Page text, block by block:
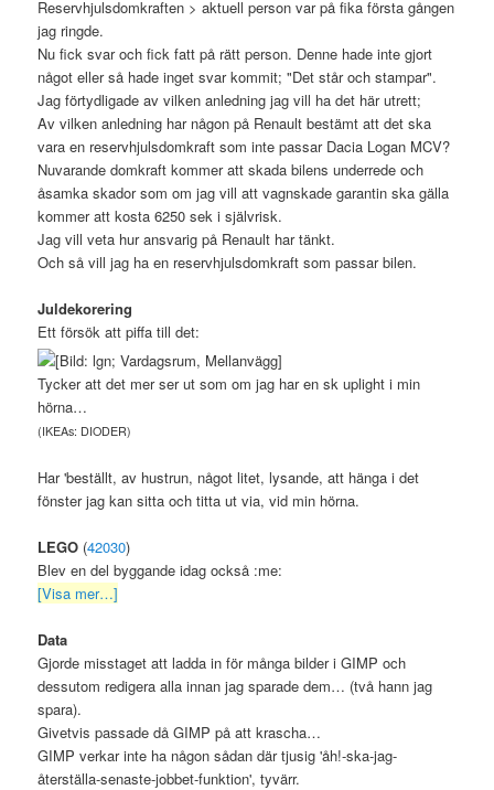
Reservhjulsdomkraften > aktuell person var på fika första gången
jag ringde.
Nu fick svar och fick fatt på rätt person. Denne hade inte gjort
något eller så hade inget svar kommit; "Det står och stampar".
Jag förtydligade av vilken anledning jag vill ha det här utrett;
Av vilken anledning har någon på Renault bestämt att det ska
vara en reservhjulsdomkraft som inte passar Dacia Logan MCV?
Nuvarande domkraft kommer att skada bilens underrede och
åsamka skador som om jag vill att vagnskade garantin ska gälla
kommer att kosta 6250 sek i självrisk.
Jag vill veta hur ansvarig på Renault har tänkt.
Och så vill jag ha en reservhjulsdomkraft som passar bilen.
Juldekorering
Ett försök att piffa till det:
Tycker att det mer ser ut som om jag har en sk uplight i min
hörna…
(IKEAs: DIODER)
Har 'beställt, av hustrun, något litet, lysande, att hänga i det
fönster jag kan sitta och titta ut via, vid min hörna.
LEGO (42030)
Blev en del byggande idag också :me:
[Visa mer…]
Data
Gjorde misstaget att ladda in för många bilder i GIMP och
dessutom redigera alla innan jag sparade dem… (två hann jag
spara).
Givetvis passade då GIMP på att krascha…
GIMP verkar inte ha någon sådan där tjusig 'åh!-ska-jag-
återställa-senaste-jobbet-funktion', tyvärr.